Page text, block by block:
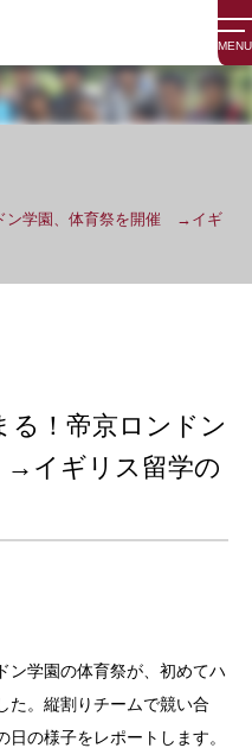
MENU
ン学園、体育祭を開催 →イギ
る！帝京ロンドン
イギリス留学の
ン学園の体育祭が、初めてハ
た。縦割りチームで競い合
の様子をレポートします。